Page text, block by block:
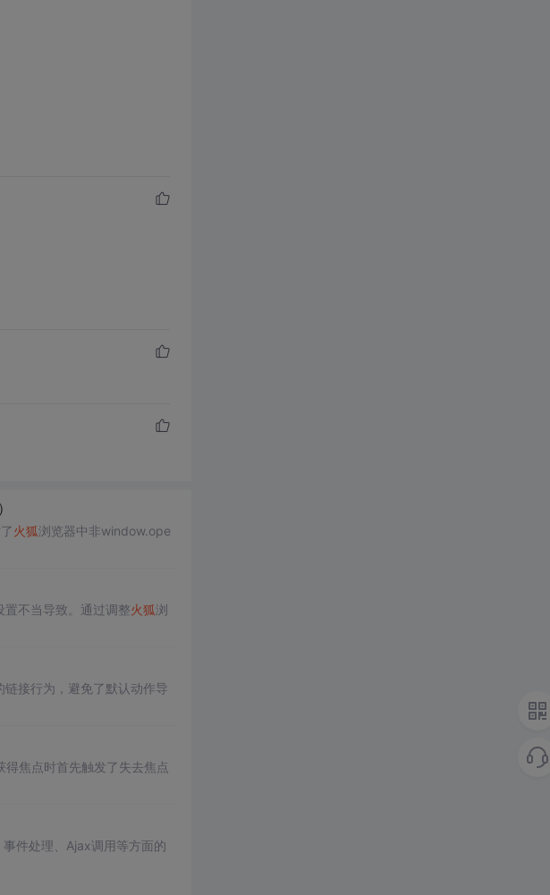
）
火狐浏览器中非window.ope
置不当导致。通过调整火狐浏
接行为，避免了默认动作导
得焦点时首先触发了失去焦点
件处理、Ajax调用等方面的